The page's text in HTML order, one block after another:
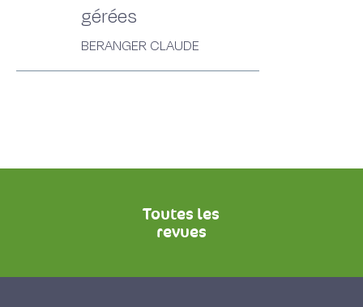
gérées
BERANGER CLAUDE
Toutes les
revues